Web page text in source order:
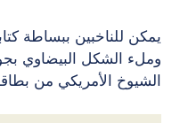
وملء الشكل البيضاوي
الشيوخ الأمريكي من